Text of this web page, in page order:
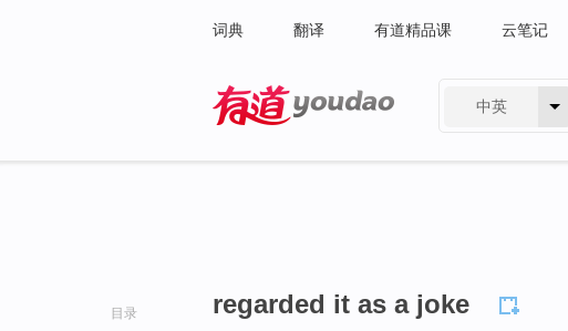
词典 翻译 有道精品课 云笔记
中英
目录 regarded it as a joke